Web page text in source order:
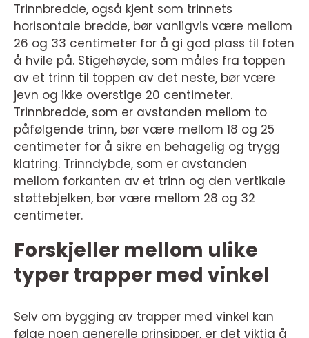
Trinnbredde, også kjent som trinnets
horisontale bredde, bør vanligvis være mellom
26 og 33 centimeter for å gi god plass til foten
å hvile på. Stigehøyde, som måles fra toppen
av et trinn til toppen av det neste, bør være
jevn og ikke overstige 20 centimeter.
Trinnbredde, som er avstanden mellom to
påfølgende trinn, bør være mellom 18 og 25
centimeter for å sikre en behagelig og trygg
klatring. Trinndybde, som er avstanden
mellom forkanten av et trinn og den vertikale
støttebjelken, bør være mellom 28 og 32
centimeter.
Forskjeller mellom ulike
typer trapper med vinkel
Selv om bygging av trapper med vinkel kan
følge noen generelle prinsipper, er det viktig å